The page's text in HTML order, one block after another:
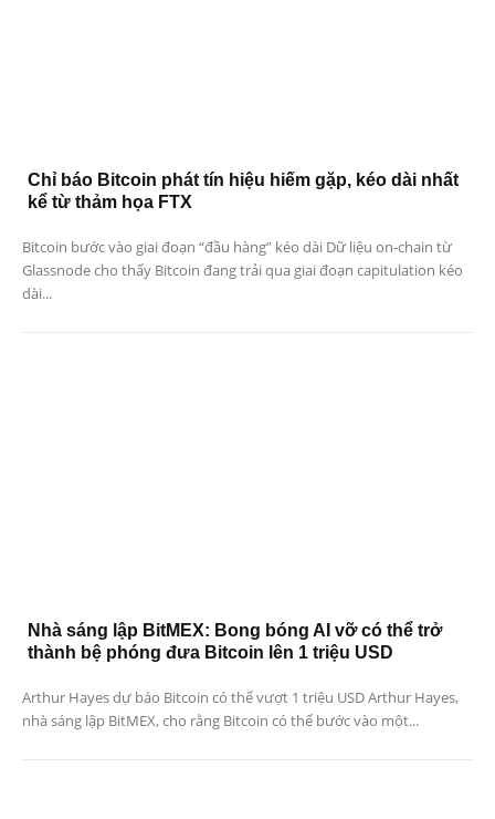
Chỉ báo Bitcoin phát tín hiệu hiếm gặp, kéo dài nhất
kể từ thảm họa FTX
Bitcoin bước vào giai đoạn “đầu hàng” kéo dài Dữ liệu on-chain từ
Glassnode cho thấy Bitcoin đang trải qua giai đoạn capitulation kéo
dài...
Nhà sáng lập BitMEX: Bong bóng AI vỡ có thể trở
thành bệ phóng đưa Bitcoin lên 1 triệu USD
Arthur Hayes dự báo Bitcoin có thể vượt 1 triệu USD Arthur Hayes,
nhà sáng lập BitMEX, cho rằng Bitcoin có thể bước vào một...